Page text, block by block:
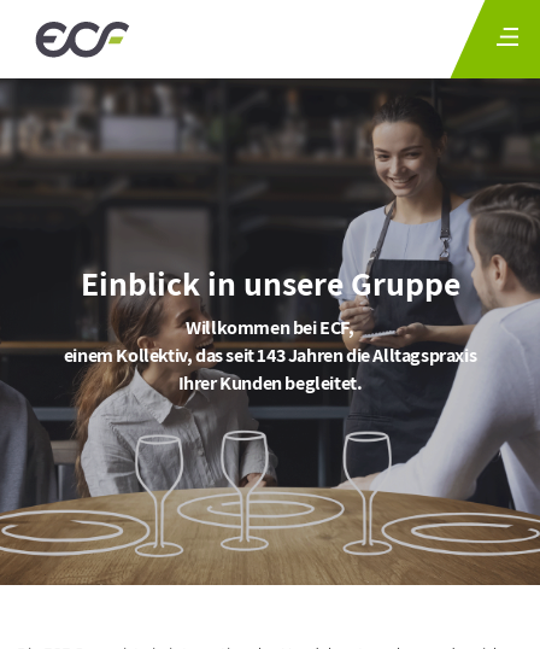
Einblick in unsere Gruppe
Willkommen bei ECF,
einem Kollektiv, das seit 143 Jahren die Alltagspraxis
Ihrer Kunden begleitet.